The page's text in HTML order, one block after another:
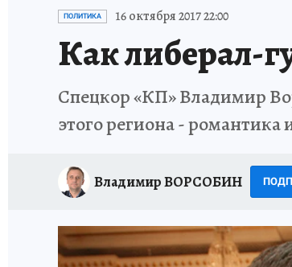
ИСПЫТАНО НА СЕБЕ
ПОЛИТИКА 16 октября 2017 22:00
Как либерал-
Спецкор «КП» Владимир
этого региона -
Владимир ВОРСОБИН